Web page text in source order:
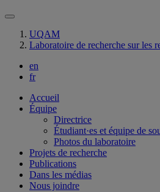
UQAM
Laboratoire de recherche sur les
en
fr
Accueil
Équipe
Directrice
Étudiant·es et équipe de
Photos du laboratoire
Projets de recherche
Publications
Dans les médias
Nous joindre